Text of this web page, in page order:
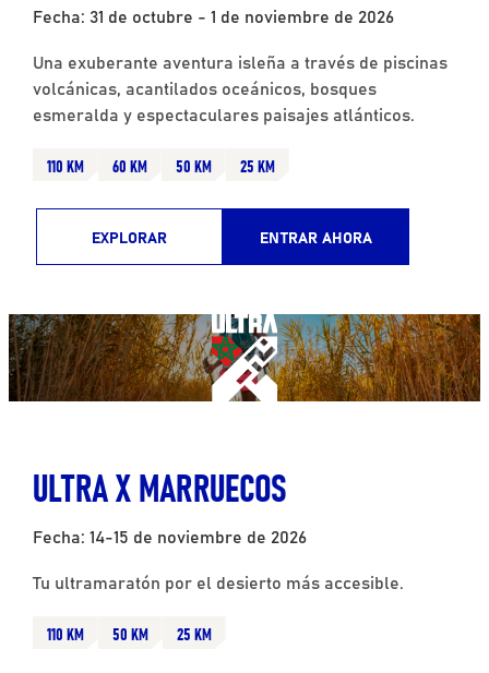
Fecha: 31 de octubre - 1 de noviembre de 2026
Una exuberante aventura isleña a través de piscinas
volcánicas, acantilados oceánicos, bosques
esmeralda y espectaculares paisajes atlánticos.
110 KM
60 KM 50 KM 25 KM
EXPLORAR ENTRAR AHORA
ULTRA X MARRUECOS
Fecha: 14-15 de noviembre de 2026
Tu ultramaratón por el desierto más accesible.
110 KM
50 KM 25 KM